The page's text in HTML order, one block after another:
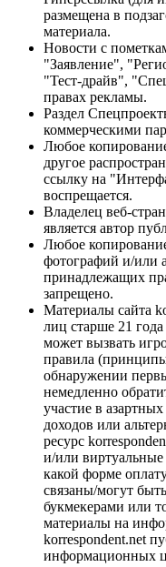
размещена в
материала.
Новости с
"Заявление",
"Тест-драйв",
правах рекламы.
Раздел
коммерческими
Любое
другое
ссылку на
воспрещается.
Владелец веб-
является автор
Любое
фотографий и/или
принадлежащих
запрещено.
Материалы сайта
лиц старше 21
может вызвать
правила
обнаружении
немедленно
участие в
доходов или
ресурс
и/или
какой форме
связаны/могут
букмекерами или
материалы на
korrespondent.net
информационных